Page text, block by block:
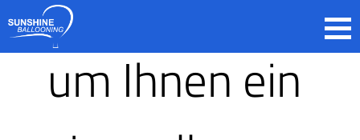
um Ihnen ein